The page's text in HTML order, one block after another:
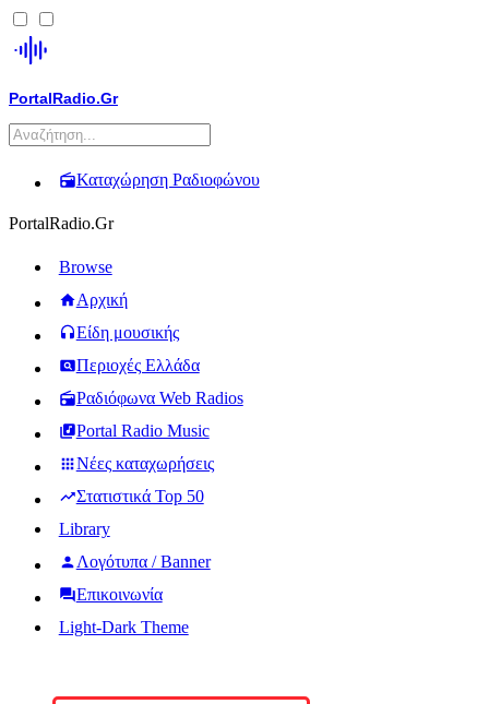
PortalRadio.Gr
Καταχώρηση Ραδιοφώνου
PortalRadio.Gr
Browse
Αρχική
Είδη μουσικής
Περιοχές Ελλάδα
Ραδιόφωνα Web Radios
Portal Radio Music
Νέες καταχωρήσεις
Στατιστικά Top 50
Library
Λογότυπα / Banner
Επικοινωνία
Light-Dark Theme